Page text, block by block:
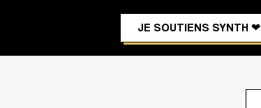
JE SOUTIENS SYNTH ❤︎